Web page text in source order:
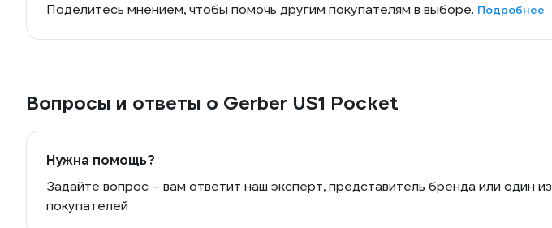
Поделитесь мнением, чтобы помочь другим покупателям в выборе. Подробнее
Вопросы и ответы о Gerber US1 Pocket
Нужна помощь?
Задайте вопрос – вам ответит наш эксперт, представитель бренда или один из
покупателей